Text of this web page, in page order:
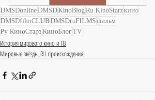
DMSDonlineDMSDKinoBlogRu KinoStarzкино
DMSDfilmCLUBDMSDruFILMS фильм
Ру КиноСтарз КиноБлогTV
История мирового кино и ТВ
Мировые звёзды RU происхождения